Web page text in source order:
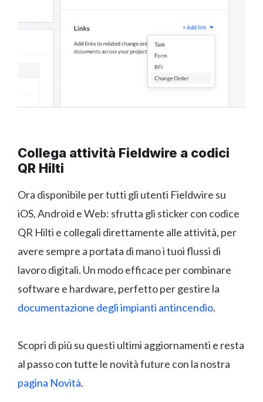
Collega attività Fieldwire a codici
QR Hilti
Ora disponibile per tutti gli utenti Fieldwire su
iOS, Android e Web: sfrutta gli sticker con codice
QR Hilti e collegali direttamente alle attività, per
avere sempre a portata di mano i tuoi flussi di
lavoro digitali. Un modo efficace per combinare
software e hardware, perfetto per gestire la
documentazione degli impianti antincendio.
Scopri di più su questi ultimi aggiornamenti e resta
al passo con tutte le novità future con la nostra
pagina Novità.